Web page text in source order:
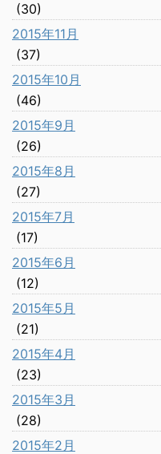
(30)
2015年11月
(37)
2015年10月
(46)
2015年9月
(26)
2015年8月
(27)
2015年7月
(17)
2015年6月
(12)
2015年5月
(21)
2015年4月
(23)
2015年3月
(28)
2015年2月